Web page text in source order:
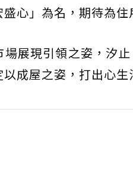
心」為名，期待為
展現引領之姿，汐
成屋之姿，打出心